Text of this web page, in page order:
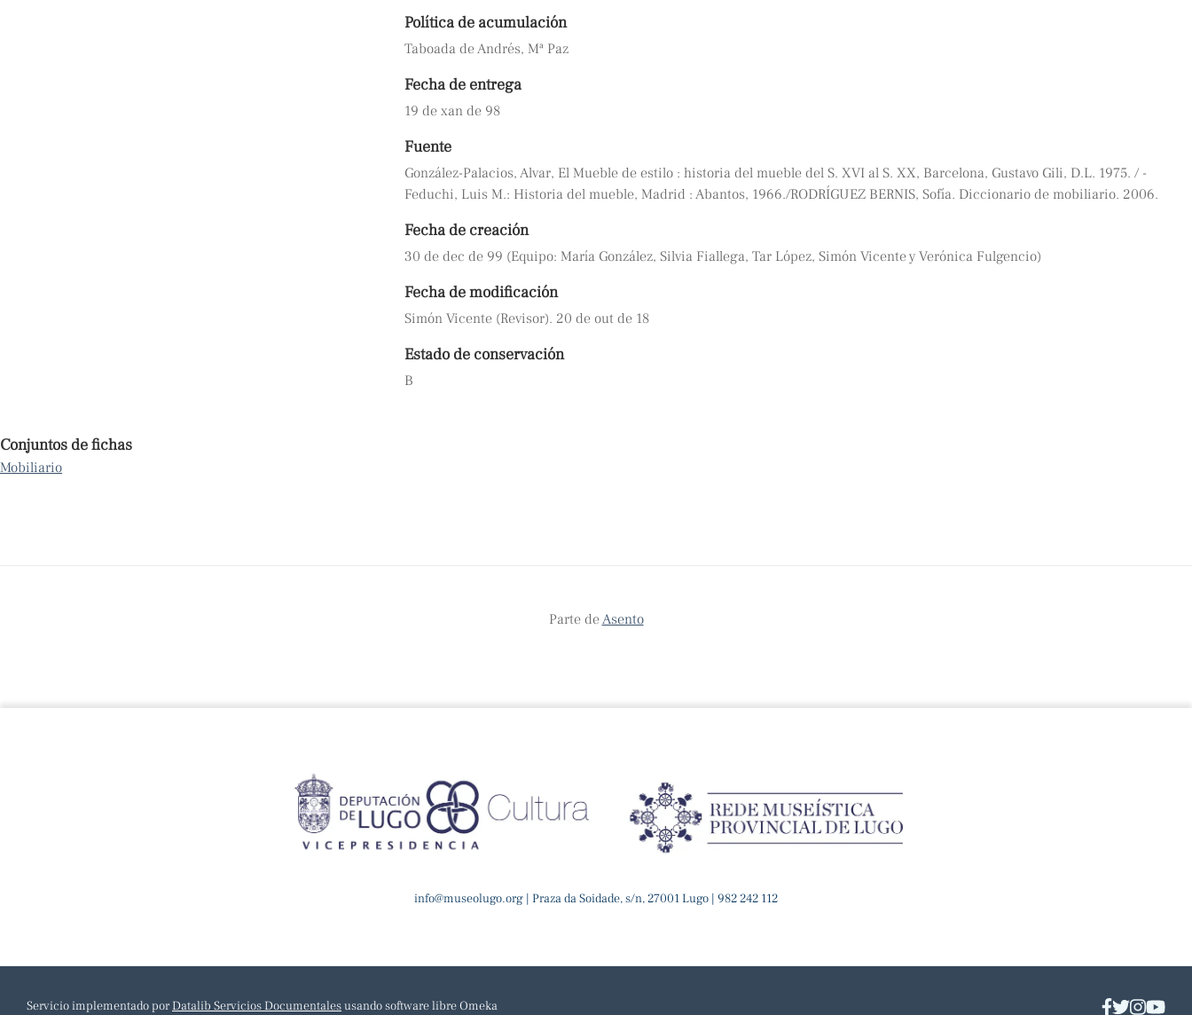
Política de acumulación
Taboada de Andrés, Mª Paz
Fecha de entrega
19 de xan de 98
Fuente
González-Palacios, Alvar, El Mueble de estilo : historia del mueble del S. XVI al S. XX, Barcelona, Gustavo Gili, D.L. 1975. / -
Feduchi, Luis M.: Historia del mueble, Madrid : Abantos, 1966./RODRÍGUEZ BERNIS, Sofía. Diccionario de mobiliario. 2006.
Fecha de creación
30 de dec de 99 (Equipo: María González, Silvia Fiallega, Tar López, Simón Vicente y Verónica Fulgencio)
Fecha de modificación
Simón Vicente (Revisor). 20 de out de 18
Estado de conservación
B
Conjuntos de fichas
Mobiliario
Parte deAsento
info@museolugo.org | Praza da Soidade, s/n, 27001 Lugo | 982 242 112
Servicio implementado por Datalib Servicios Documentalesusando software libre Omeka